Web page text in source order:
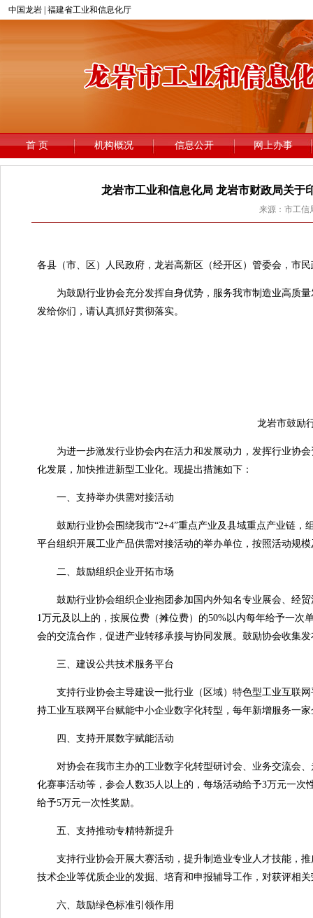
龙岩市工业和信息化局 龙岩市财政局关于
来源：市工信
各县（市、区）人民政府，龙岩高新区（经开区）管委会，市民
为鼓励行业协会充分发挥自身优势，服务我市制造业高质量
发给你们，请认真抓好贯彻落实。
龙岩市鼓励行
为进一步激发行业协会内在活力和发展动力，发挥行业协会
化发展，加快推进新型工业化。现提出措施如下：
一、支持举办供需对接活动
鼓励行业协会围绕我市“2+4”重点产业及县域重点产业链，
平台组织开展工业产品供需对接活动的举办单位，按照活动规
二、鼓励组织企业开拓市场
鼓励行业协会组织企业抱团参加国内外知名专业展会、经贸
1万元及以上的，按展位费（摊位费）的50%以内每年给予一
会的交流合作，促进产业转移承接与协同发展。鼓励协会收集
三、建设公共技术服务平台
支持行业协会主导建设一批行业（区域）特色型工业互联网
持工业互联网平台赋能中小企业数字化转型，每年新增服务一
四、支持开展数字赋能活动
对协会在我市主办的工业数字化转型研讨会、业务交流会、
化赛事活动等，参会人数35人以上的，每场活动给予3万元一
给予5万元一次性奖励。
五、支持推动专精特新提升
支持行业协会开展大赛活动，提升制造业专业人才技能，推
技术企业等优质企业的发掘、培育和申报辅导工作，对获评相
六、鼓励绿色标准引领作用